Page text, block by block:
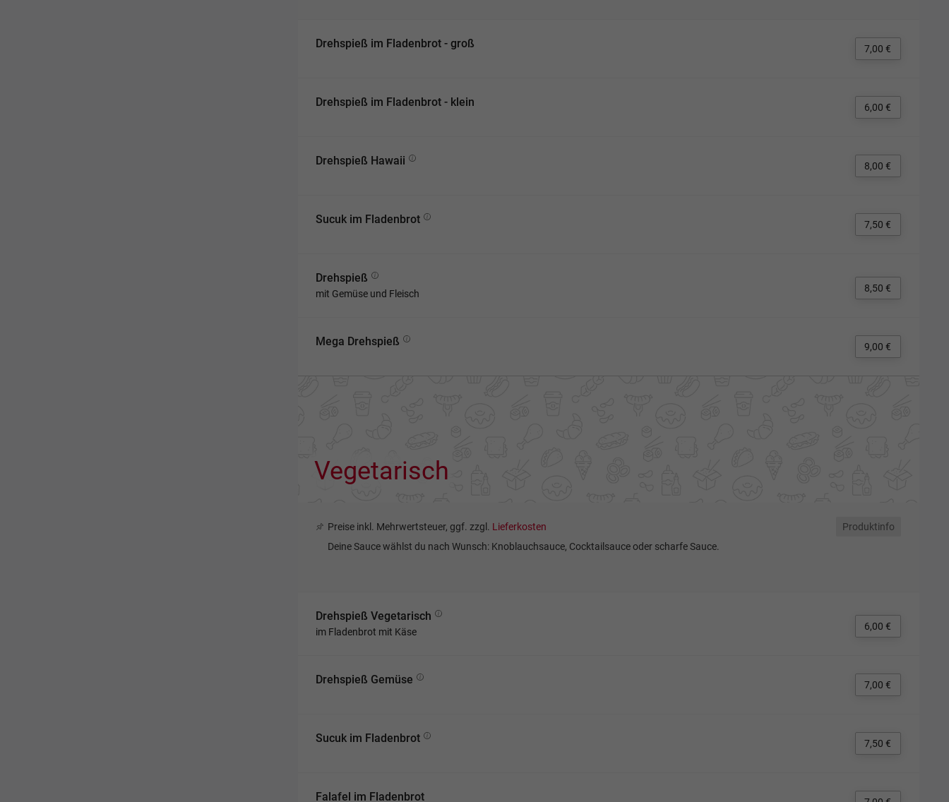
Drehspieß im Fladenbrot - groß 7,00 €
Drehspieß im Fladenbrot - klein 6,00 €
Drehspieß Hawaii 8,00 €
Sucuk im Fladenbrot 7,50 €
Drehspieß
mit Gemüse und Fleisch 8,50 €
Mega Drehspieß 9,00 €
Vegetarisch
Preise inkl. Mehrwertsteuer, ggf. zzgl. Lieferkosten
Produktinfo
Deine Sauce wählst du nach Wunsch: Knoblauchsauce, Cocktailsauce oder scharfe Sauce.
Drehspieß Vegetarisch
im Fladenbrot mit Käse 6,00 €
Drehspieß Gemüse 7,00 €
Sucuk im Fladenbrot 7,50 €
Falafel im Fladenbrot